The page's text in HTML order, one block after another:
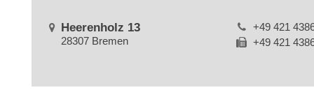
Heerenholz 13
28307 Bremen
+49 421
+49 421